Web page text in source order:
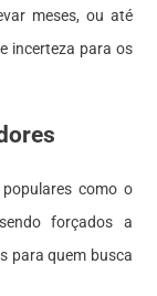
meses, ou até
incerteza para os
como o
forçados a
para quem busca